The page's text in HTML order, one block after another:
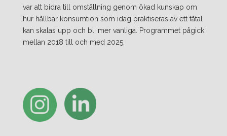
var att bidra till omställning genom ökad kunskap om
hur hållbar konsumtion som idag praktiseras av ett fåtal
kan skalas upp och bli mer vanliga. Programmet pågick
mellan 2018 till och med 2025.